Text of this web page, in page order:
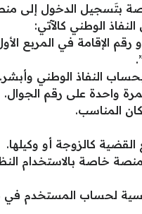
بتَسجيل الدخول إلى
الوطني كالآتي:
رقم الإقامة في المربع
النفاذ الوطني وأبشر.
واحدة على رقم الجوال.
المناسب.
القضية كالزوجة أو وكيلها.
منصة خاصة بالاستخدام
لحساب المستخدم